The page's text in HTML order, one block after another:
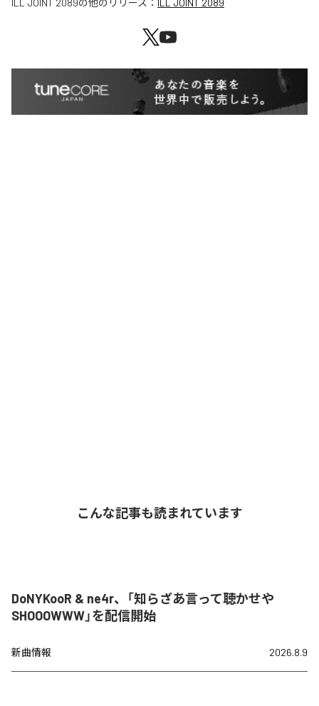
ILL JOINT 2089の他のリリース： ILL JOINT 2089
こんな記事も読まれています
DoNYKooR & ne4r、「知らざあ言って聴かせや
SHOOOWWW」を配信開始
新曲情報 2026.8.9